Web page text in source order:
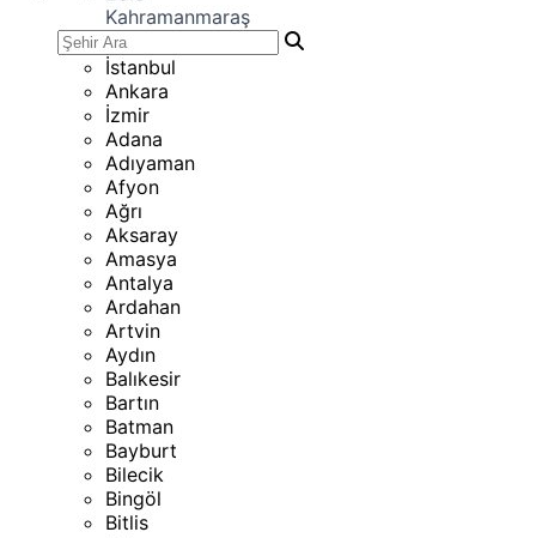
Kahramanmaraş
İstanbul
Ankara
İzmir
Adana
Adıyaman
Afyon
Ağrı
Aksaray
Amasya
Antalya
Ardahan
Artvin
Aydın
Balıkesir
Bartın
Batman
Bayburt
Bilecik
Bingöl
Bitlis